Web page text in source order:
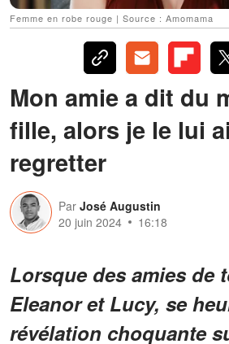
Femme en robe rouge | Source : Amomama
Mon amie a dit du
fille, alors je le lui
regretter
Par José Augustin
20 juin 2024
16:18
Lorsque des amies de
Eleanor et Lucy, se
révélation choquante